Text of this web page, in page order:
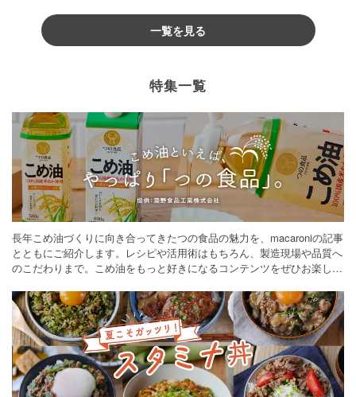
一覧を見る
特集一覧
長年こめ油づくりに向き合ってきたつの食品の魅力を、macaroniの記事
とともにご紹介します。レシピや活用術はもちろん、製造現場や品質へ
のこだわりまで。こめ油をもっと好きになるコンテンツをぜひお楽しみ